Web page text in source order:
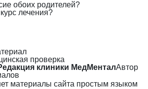
обоих родителей?
лечения?
проверка
клиники МедМенталАвтор
материалы сайта простым языком